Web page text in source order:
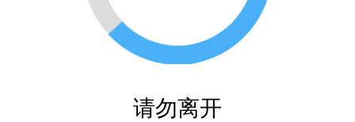
请勿离开